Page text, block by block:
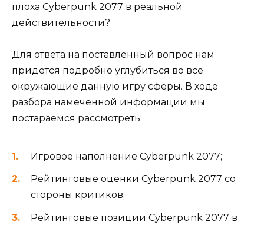
плоха Cyberpunk 2077 в реальной
действительности?
Для ответа на поставленный вопрос нам
придётся подробно углубиться во все
окружающие данную игру сферы. В ходе
разбора намеченной информации мы
постараемся рассмотреть:
Игровое наполнение Cyberpunk 2077;
Рейтинговые оценки Cyberpunk 2077 со
стороны критиков;
Рейтинговые позиции Cyberpunk 2077 в